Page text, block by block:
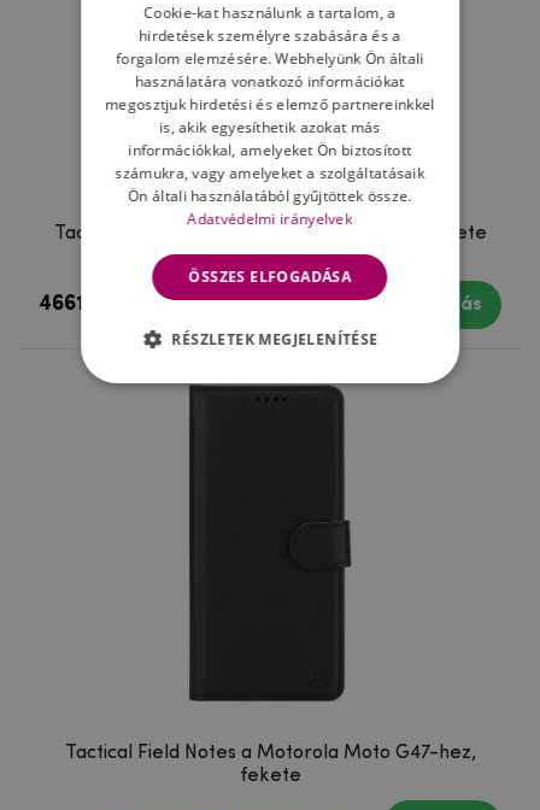
Tactical Field Notes a Google Pixel 11-hez, fekete
4661 Ft Készleten 2 napon belül Vásárlás
Tactical Field Notes a Motorola Moto G47-hez,
fekete
Cookie-kat használunk a tartalom, a
hirdetések személyre szabására és a
forgalom elemzésére. Webhelyünk Ön általi
használatára vonatkozó információkat
megosztjuk hirdetési és elemző partnereinkkel
is, akik egyesíthetik azokat más
információkkal, amelyeket Ön biztosított
számukra, vagy amelyeket a szolgáltatásaik
Ön általi használatából gyűjtöttek össze.
Adatvédelmi irányelvek
ÖSSZES ELFOGADÁSA
RÉSZLETEK MEGJELENÍTÉSE